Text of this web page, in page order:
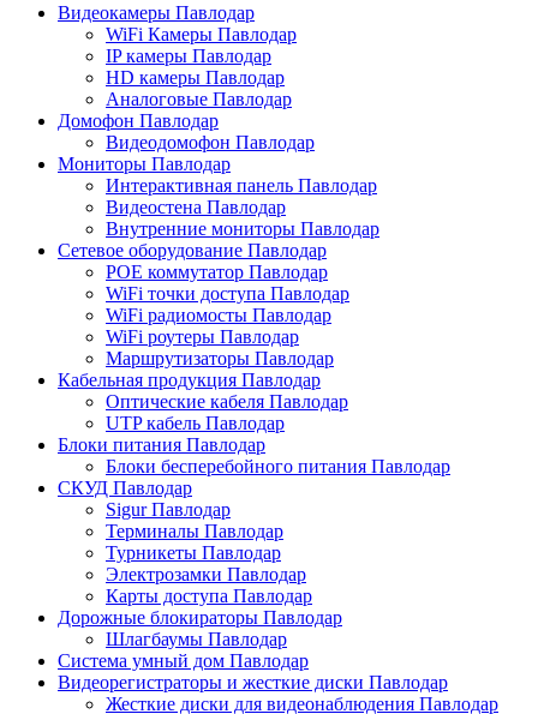
Видеокамеры Павлодар
WiFi Камеры Павлодар
IP камеры Павлодар
HD камеры Павлодар
Аналоговые Павлодар
Домофон Павлодар
Видеодомофон Павлодар
Мониторы Павлодар
Интерактивная панель Павлодар
Видеостена Павлодар
Внутренние мониторы Павлодар
Сетевое оборудование Павлодар
POE коммутатор Павлодар
WiFi точки доступа Павлодар
WiFi радиомосты Павлодар
WiFi роутеры Павлодар
Маршрутизаторы Павлодар
Кабельная продукция Павлодар
Оптические кабеля Павлодар
UTP кабель Павлодар
Блоки питания Павлодар
Блоки бесперебойного питания Павлодар
СКУД Павлодар
Sigur Павлодар
Терминалы Павлодар
Турникеты Павлодар
Электрозамки Павлодар
Карты доступа Павлодар
Дорожные блокираторы Павлодар
Шлагбаумы Павлодар
Система умный дом Павлодар
Видеорегистраторы и жесткие диски Павлодар
Жесткие диски для видеонаблюдения Павлодар